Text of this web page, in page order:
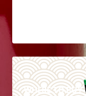
WHERE TO BUY
DETAILS